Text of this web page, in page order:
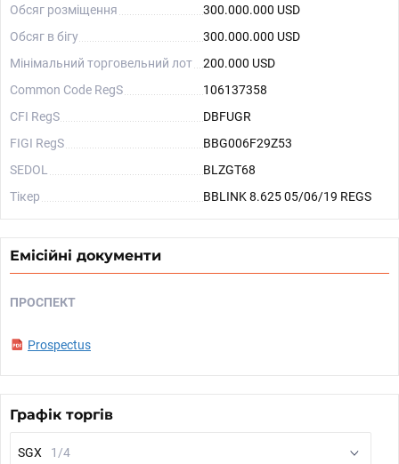
Обсяг розміщення
300.000.000 USD
Обсяг в бігу
300.000.000 USD
Мінімальний торговельний лот
200.000 USD
Common Code RegS
106137358
CFI RegS
DBFUGR
FIGI RegS
BBG006F29Z53
SEDOL
BLZGT68
Тікер
BBLINK 8.625 05/06/19 REGS
Емісійні документи
ПРОСПЕКТ
Prospectus
Графік торгів
SGX 1/4